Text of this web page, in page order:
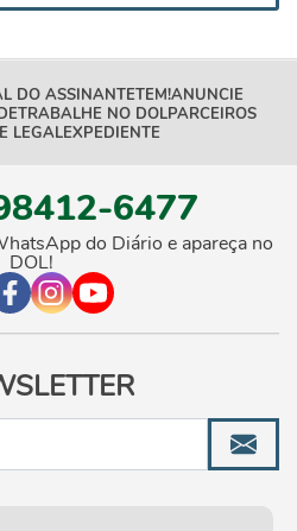
DO ASSINANTETEM!ANUNCIE
TRABALHE NO DOLPARCEIROS
LEGALEXPEDIENTE
6477
do Diário e apareça no
DOL!